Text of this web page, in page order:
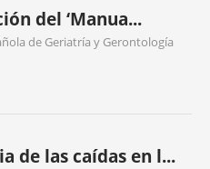
del ‘Manua...
de Geriatría y Gerontología
de las caídas en l...